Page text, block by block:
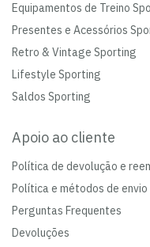
Equipamentos de Treino
Presentes e Acessórios
Retro & Vintage Sporting
Lifestyle Sporting
Saldos Sporting
Apoio ao cliente
Política de devolução e
Política e métodos de envio
Perguntas Frequentes
Devoluções